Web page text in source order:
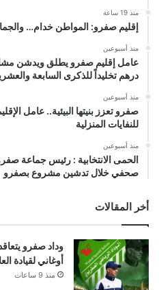
منذ 19 ساعة
إقليم صفرو: المواطن خدام…
منذ أسبوعين
درهم تخليداً للذكرى السابعة
منذ أسبوعين
صفرو تعزز بنيتها البيئية.. عامل
للنفايات المنزلية
منذ أسبوعين
الحمى الانتخابية : رئيس جماعة
صحفي خلال تدشين مشروع بصفرو
أخر المقالات
وداد صفرو
أوغاني لقيادة
منذ 9 ساعات